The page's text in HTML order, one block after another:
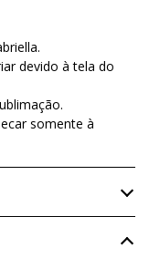
devido à tela do
somente à